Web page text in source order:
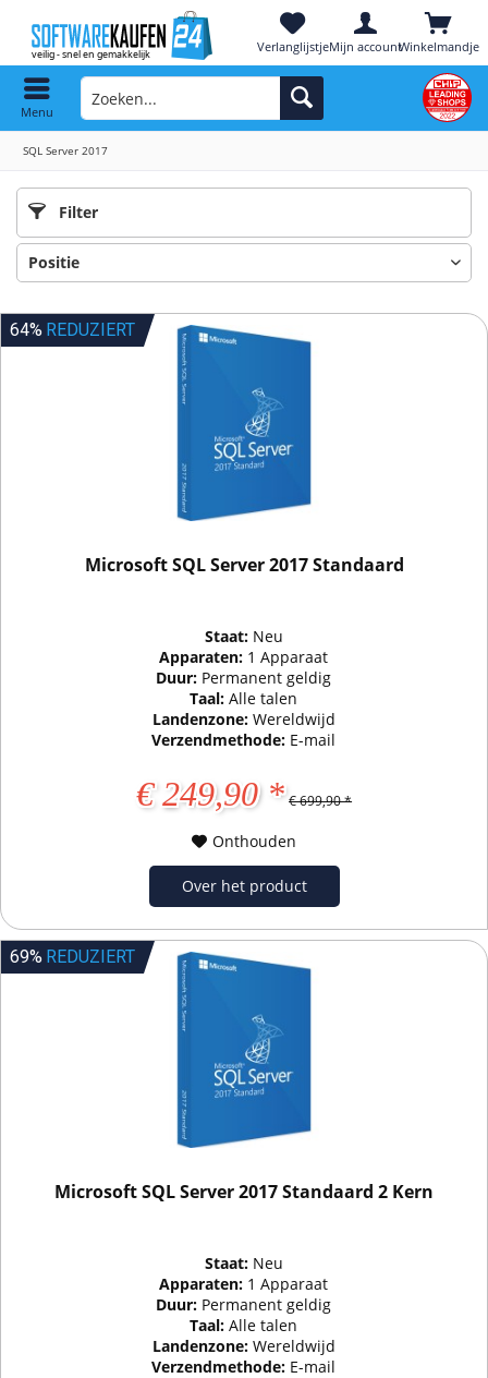
Winkelmandje
VerlanglijstjeMijn account
Menu
SQL Server 2017
Filter
64% REDUZIERT
Microsoft SQL Server 2017 Standaard
Staat: Neu
Apparaten: 1 Apparaat
Duur: Permanent geldig
Taal:Alle talen
Landenzone: Wereldwijd
Verzendmethode: E-mail
€ 249,90 * € 699,90 *
Onthouden
Over het product
69% REDUZIERT
Microsoft SQL Server 2017 Standaard 2 Kern
Staat: Neu
Apparaten: 1 Apparaat
Duur: Permanent geldig
Taal:Alle talen
Landenzone: Wereldwijd
Verzendmethode: E-mail